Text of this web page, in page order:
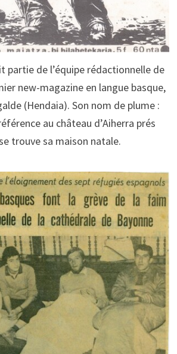
partie de l’équipe rédactionnelle de
new-magazine en langue basque,
(Hendaia). Son nom de plume :
au château d’Aiherra prés
trouve sa maison natale.